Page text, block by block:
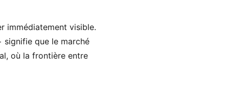
immédiatement visible.
signifie que le marché
où la frontière entre